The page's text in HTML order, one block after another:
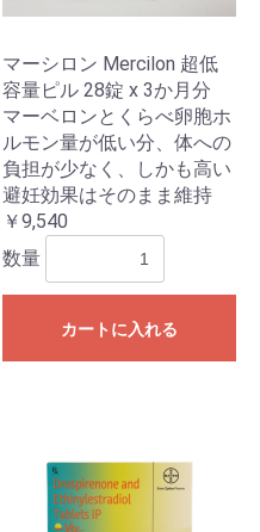
マーシロン Mercilon 超低
容量ピル 28錠 x 3か月分
マーベロンとくらべ卵胞ホ
ルモン量が低い分、体への
負担が少なく、しかも高い
避妊効果はそのまま維持
￥9,540
数量
カートに入れる